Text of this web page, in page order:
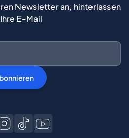
Newsletter an, hinterlassen
E-Mail